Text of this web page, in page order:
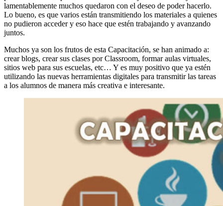
lamentablemente muchos quedaron con el deseo de poder hacerlo.
Lo bueno, es que varios están transmitiendo los materiales a quienes
no pudieron acceder y eso hace que estén trabajando y avanzando
juntos.
Muchos ya son los frutos de esta Capacitación, se han animado a:
crear blogs, crear sus clases por Classroom, formar aulas virtuales,
sitios web para sus escuelas, etc… Y es muy positivo que ya estén
utilizando las nuevas herramientas digitales para transmitir las tareas
a los alumnos de manera más creativa e interesante.